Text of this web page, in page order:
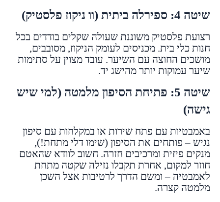
שיטה 4: ספירלה ביתית (וו ניקוז פלסטיק)
רצועת פלסטיק משוננת שעולה שקלים בודדים בכל
חנות כלי בית. מכניסים לעומק הניקוז, מסובבים,
מושכים החוצה עם השיער. עובד מצוין על סתימות
שיער עמוקות יותר מהישג יד.
שיטה 5: פתיחת הסיפון מלמטה (למי שיש
גישה)
באמבטיות עם פתח שירות או במקלחות עם סיפון
נגיש – פותחים את הסיפון (שימו דלי מתחת!),
מנקים פיזית ומרכיבים חזרה. חשוב לוודא שהאטם
חוזר למקום, אחרת תקבלו נזילה שקטה מתחת
לאמבטיה – ומשם הדרך לרטיבות אצל השכן
מלמטה קצרה.